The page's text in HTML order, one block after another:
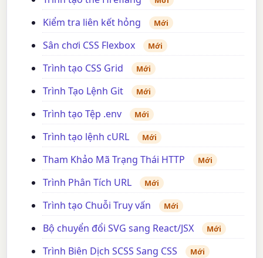
Kiểm tra liên kết hỏng Mới
Sân chơi CSS Flexbox Mới
Trình tạo CSS Grid Mới
Trình Tạo Lệnh Git Mới
Trình tạo Tệp .env Mới
Trình tạo lệnh cURL Mới
Tham Khảo Mã Trạng Thái HTTP Mới
Trình Phân Tích URL Mới
Trình tạo Chuỗi Truy vấn Mới
Bộ chuyển đổi SVG sang React/JSX Mới
Trình Biên Dịch SCSS Sang CSS Mới